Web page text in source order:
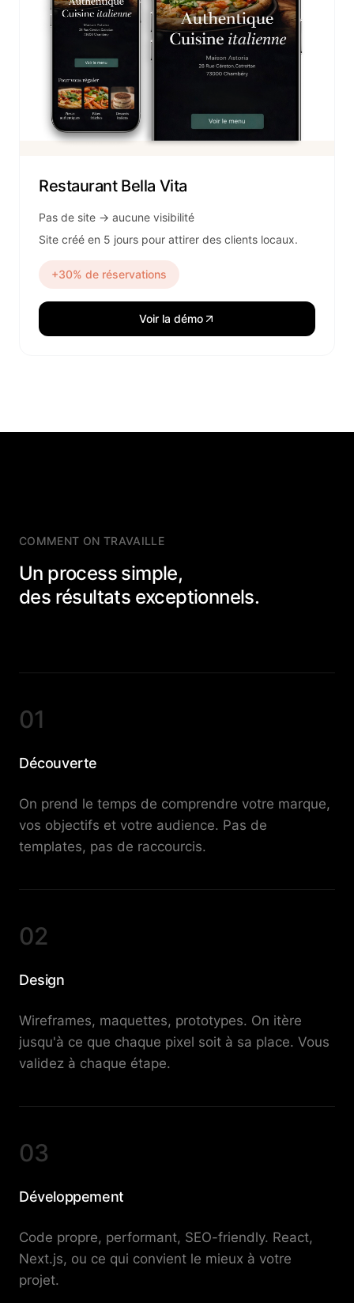
Restaurant Bella Vita
Pas de site → aucune visibilité
Site créé en 5 jours pour attirer des clients locaux.
+30% de réservations
Voir la démo
COMMENT ON TRAVAILLE
Un process simple,
des résultats exceptionnels.
01
Découverte
On prend le temps de comprendre votre marque,
vos objectifs et votre audience. Pas de
templates, pas de raccourcis.
02
Design
Wireframes, maquettes, prototypes. On itère
jusqu'à ce que chaque pixel soit à sa place. Vous
validez à chaque étape.
03
Développement
Code propre, performant, SEO-friendly. React,
Next.js, ou ce qui convient le mieux à votre
projet.